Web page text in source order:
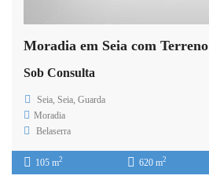
Moradia em Seia com Terreno
Sob Consulta
Seia, Seia, Guarda
Moradia
Belaserra
105 m2 620 m2